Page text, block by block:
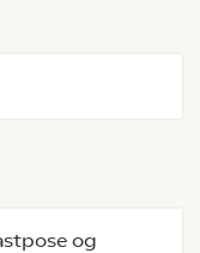
og